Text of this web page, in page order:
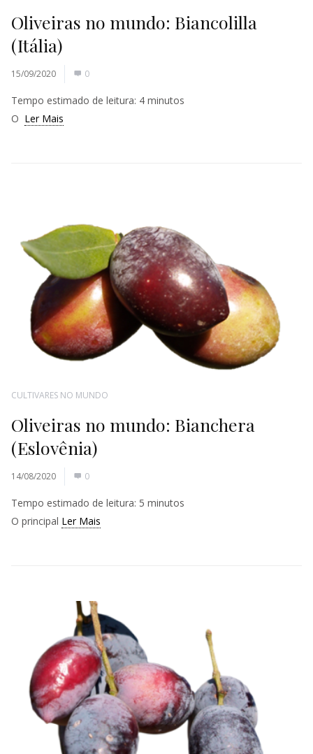
Oliveiras no mundo: Biancolilla
(Itália)
15/09/2020 0
Tempo estimado de leitura: 4 minutos
O Ler Mais
CULTIVARES NO MUNDO
Oliveiras no mundo: Bianchera
(Eslovênia)
14/08/2020 0
Tempo estimado de leitura: 5 minutos
O principal Ler Mais